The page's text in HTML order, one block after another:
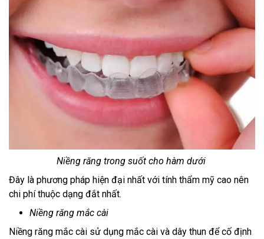
Niềng răng trong suốt cho hàm dưới
Đây là phương pháp hiện đại nhất với tính thẩm mỹ cao nên
chi phí thuộc dạng đắt nhất.
Niềng răng mắc cài
Niềng răng mắc cài sử dụng mắc cài và dây thun để cố định